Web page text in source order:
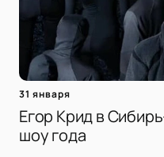
31 января
Егор Крид в
шоу года